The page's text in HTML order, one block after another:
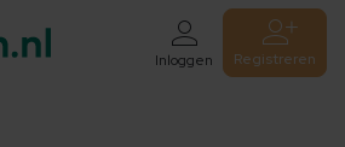
Inloggen Registreren